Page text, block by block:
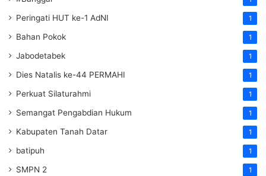
Peringati HUT ke-1 AdNI 1
Bahan Pokok 1
Jabodetabek 1
Dies Natalis ke-44 PERMAHI 1
Perkuat Silaturahmi 1
Semangat Pengabdian Hukum 1
Kabupaten Tanah Datar 1
batipuh 1
SMPN 2 1